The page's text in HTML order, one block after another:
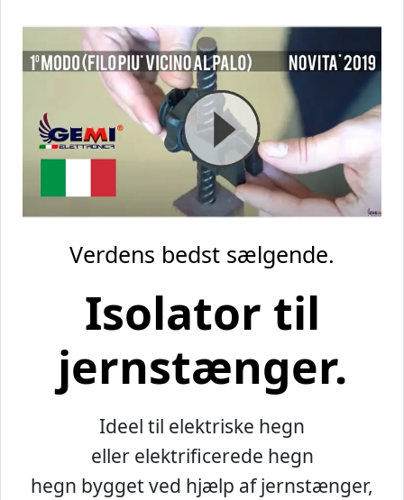
Verdens bedst sælgende.
Isolator til
jernstænger.
Ideel til elektriske hegn
eller elektrificerede hegn
hegn bygget ved hjælp af jernstænger,